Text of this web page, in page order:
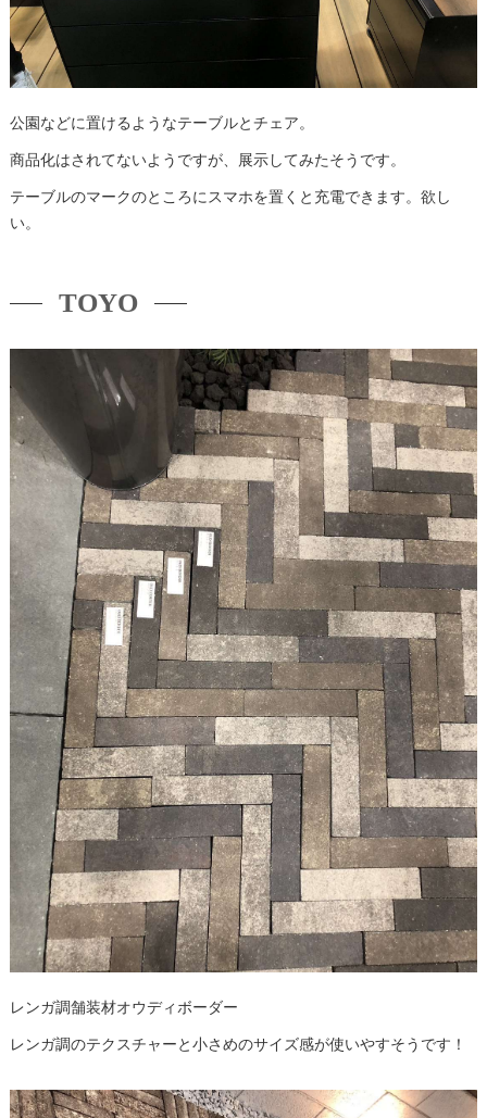
公園などに置けるようなテーブルとチェア。
商品化はされてないようですが、展示してみたそうです。
テーブルのマークのところにスマホを置くと充電できます。欲し
い。
TOYO
レンガ調舗装材オウディボーダー
レンガ調のテクスチャーと小さめのサイズ感が使いやすそうです！